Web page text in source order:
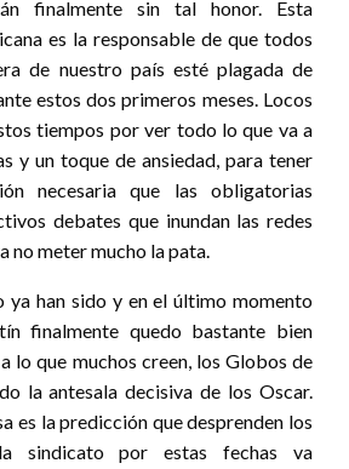
finalmente sin tal honor. Esta
es la responsable de que todos
de nuestro país esté plagada de
estos dos primeros meses. Locos
tiempos por ver todo lo que va a
y un toque de ansiedad, para tener
necesaria que las obligatorias
debates que inundan las redes
no meter mucho la pata.
ya han sido y en el último momento
finalmente quedo bastante bien
lo que muchos creen, los Globos de
la antesala decisiva de los Oscar.
es la predicción que desprenden los
sindicato por estas fechas va